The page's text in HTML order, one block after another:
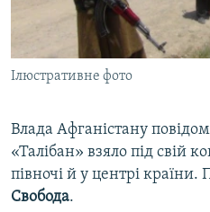
ВІДЕОУРОКИ «ELIFBE»
СВІДЧЕННЯ ОКУПАЦІЇ
УКРАЇНСЬКА ПРОБЛЕМА КРИМУ
Русский
Qırımtatar
Усі сайти RFE/RL
Ілюстративне фото
Влада Афганістану
«Талібан» взяло під свій
півночі й у центрі країни.
Свобода.